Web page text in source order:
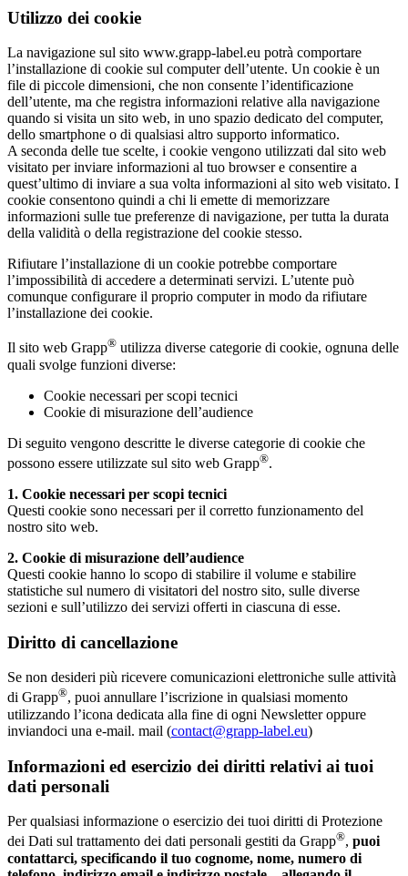
Utilizzo dei cookie
La navigazione sul sito www.grapp-label.eu potrà comportare
l’installazione di cookie sul computer dell’utente. Un cookie è un
file di piccole dimensioni, che non consente l’identificazione
dell’utente, ma che registra informazioni relative alla navigazione
quando si visita un sito web, in uno spazio dedicato del computer,
dello smartphone o di qualsiasi altro supporto informatico.
A seconda delle tue scelte, i cookie vengono utilizzati dal sito web
visitato per inviare informazioni al tuo browser e consentire a
quest’ultimo di inviare a sua volta informazioni al sito web visitato. I
cookie consentono quindi a chi li emette di memorizzare
informazioni sulle tue preferenze di navigazione, per tutta la durata
della validità o della registrazione del cookie stesso.
Rifiutare l’installazione di un cookie potrebbe comportare
l’impossibilità di accedere a determinati servizi. L’utente può
comunque configurare il proprio computer in modo da rifiutare
l’installazione dei cookie.
Il sito web Grapp® utilizza diverse categorie di cookie, ognuna delle
quali svolge funzioni diverse:
Cookie necessari per scopi tecnici
Cookie di misurazione dell’audience
Di seguito vengono descritte le diverse categorie di cookie che
possono essere utilizzate sul sito web Grapp®.
1. Cookie necessari per scopi tecnici
Questi cookie sono necessari per il corretto funzionamento del
nostro sito web.
2. Cookie di misurazione dell’audience
Questi cookie hanno lo scopo di stabilire il volume e stabilire
statistiche sul numero di visitatori del nostro sito, sulle diverse
sezioni e sull’utilizzo dei servizi offerti in ciascuna di esse.
Diritto di cancellazione
Se non desideri più ricevere comunicazioni elettroniche sulle attività
di Grapp®, puoi annullare l’iscrizione in qualsiasi momento
utilizzando l’icona dedicata alla fine di ogni Newsletter oppure
inviandoci una e-mail. mail (contact@grapp-label.eu)
Informazioni ed esercizio dei diritti relativi ai tuoi
dati personali
Per qualsiasi informazione o esercizio dei tuoi diritti di Protezione
dei Dati sul trattamento dei dati personali gestiti da Grapp®, puoi
contattarci, specificando il tuo cognome, nome, numero di